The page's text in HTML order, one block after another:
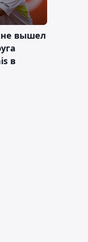
не вышел
в